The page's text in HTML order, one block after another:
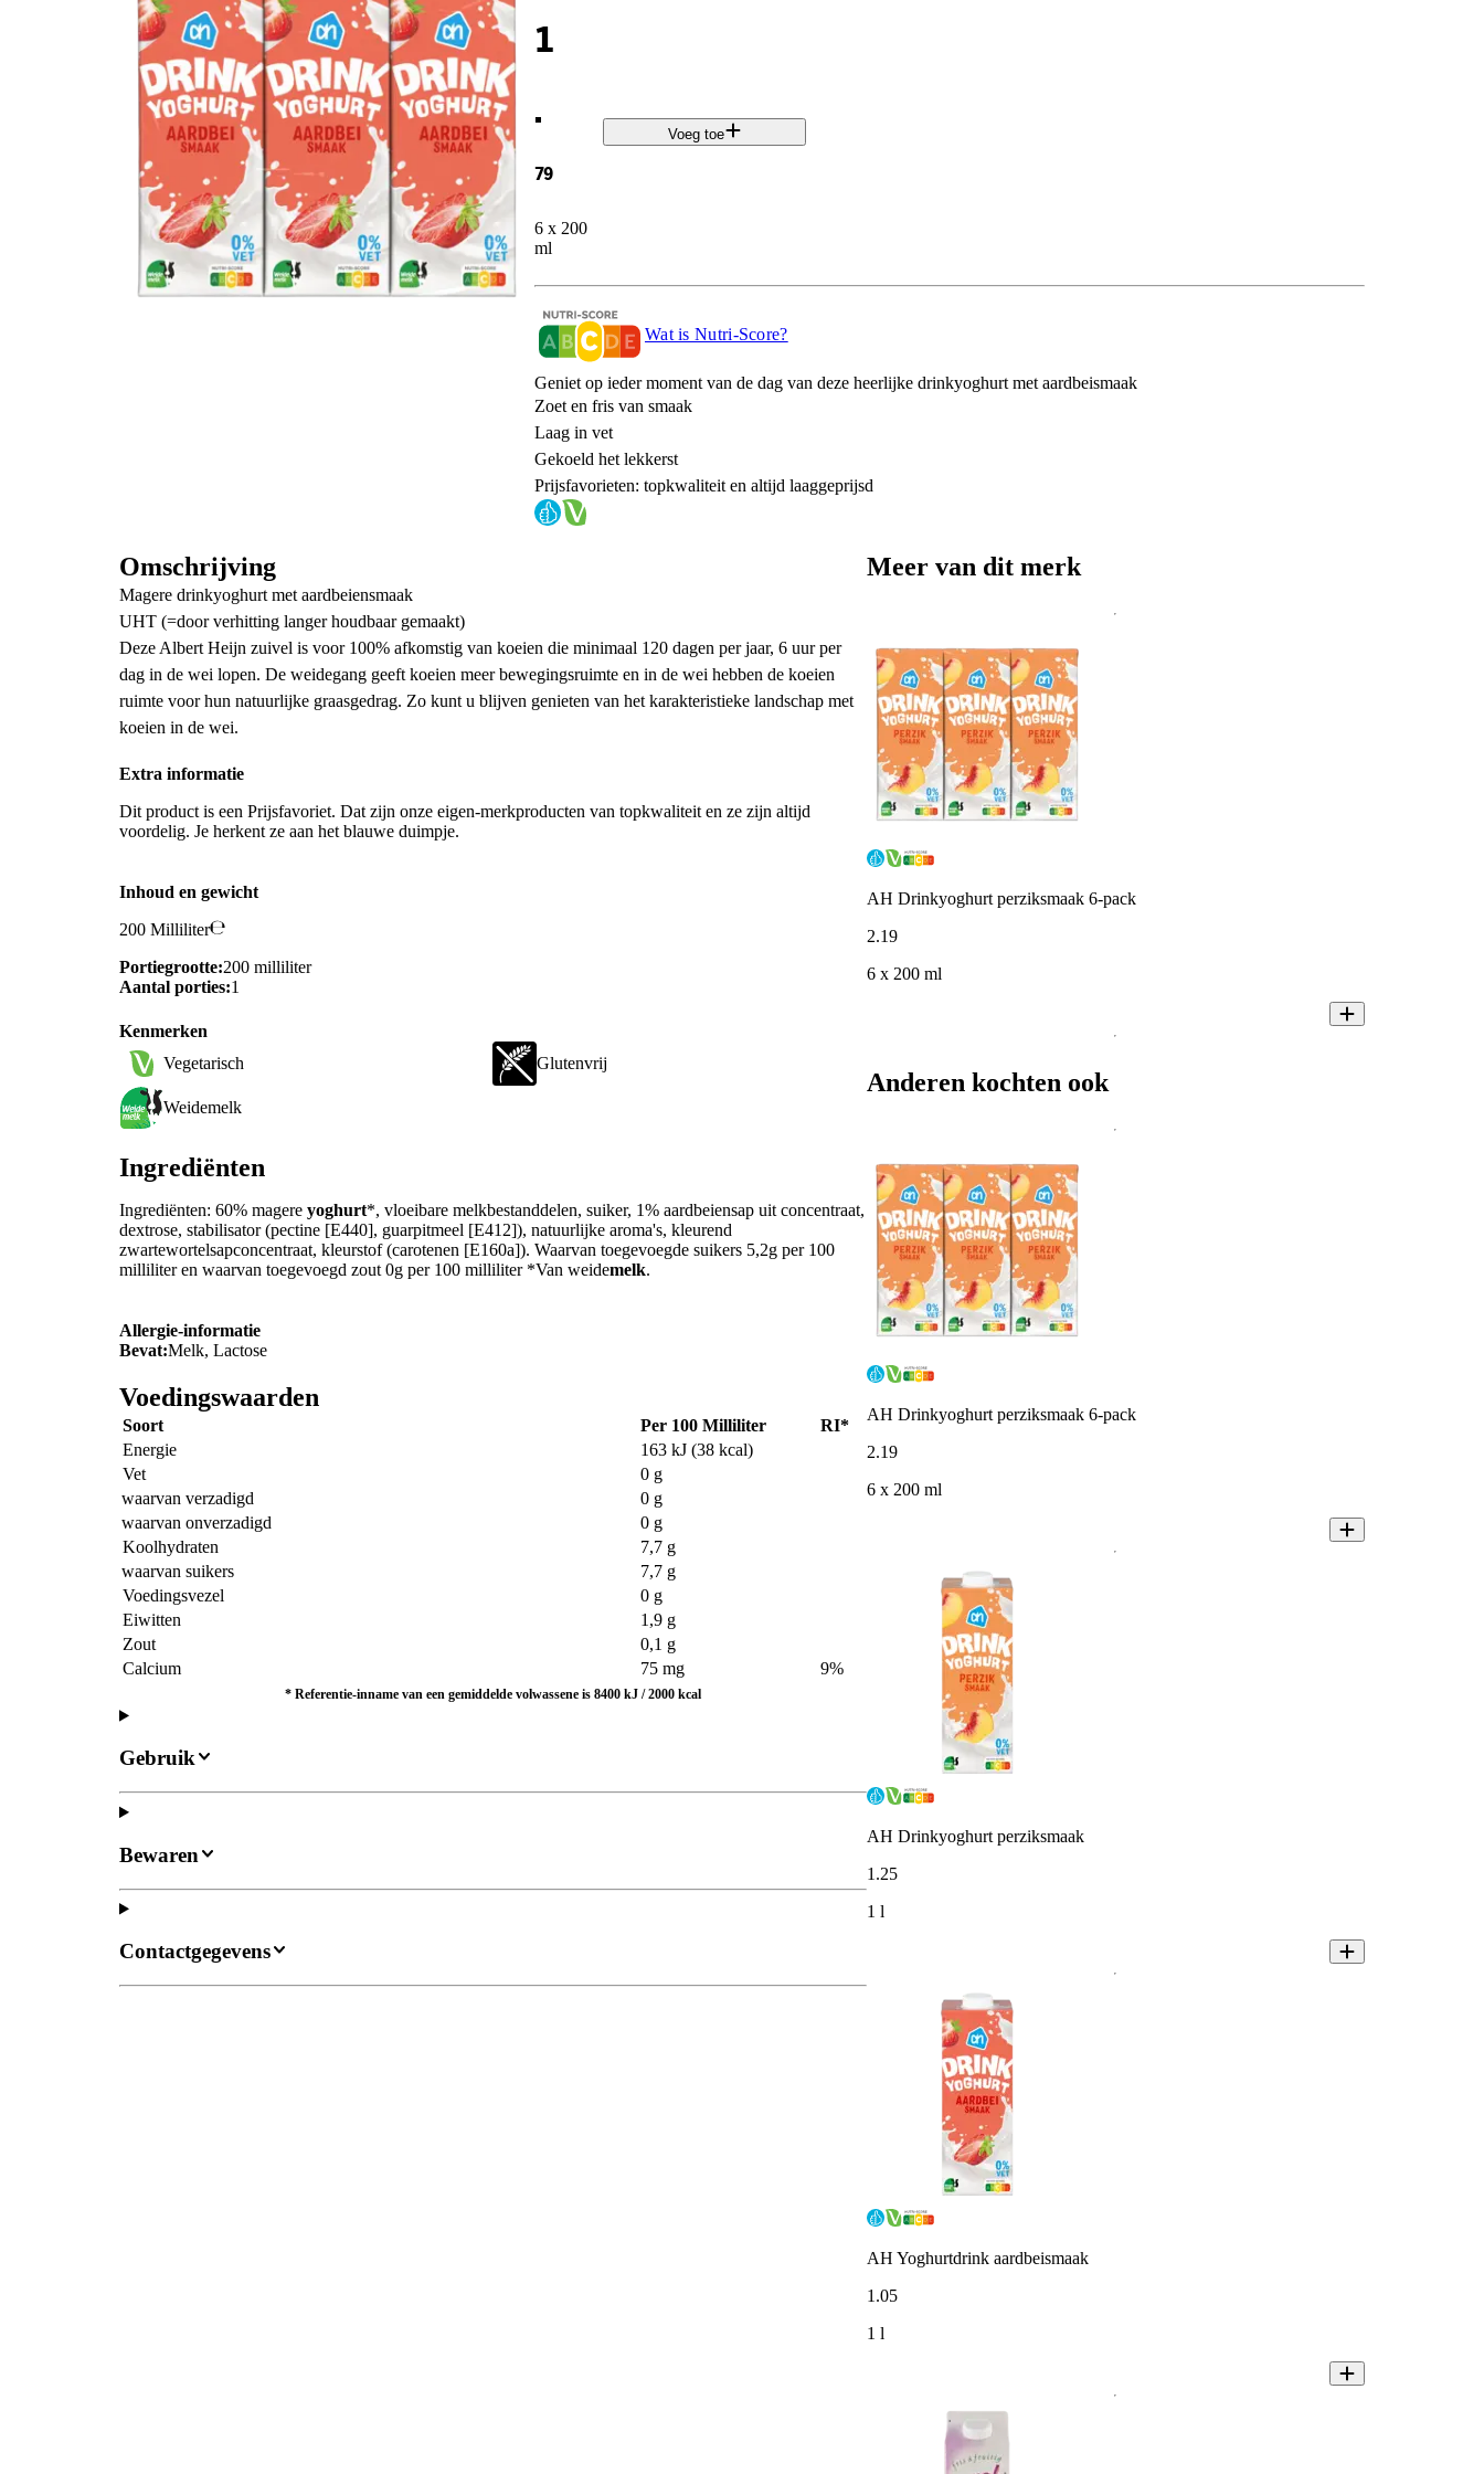
1
.
79
6 x 200
ml
Voeg toe
Wat is Nutri-Score?
Geniet op ieder moment van de dag van deze heerlijke drinkyoghurt met aardbeismaak
Zoet en fris van smaak
Laag in vet
Gekoeld het lekkerst
Prijsfavorieten: topkwaliteit en altijd laaggeprijsd
Omschrijving
Magere drinkyoghurt met aardbeiensmaak
UHT (=door verhitting langer houdbaar gemaakt)
Deze Albert Heijn zuivel is voor 100% afkomstig van koeien die minimaal 120 dagen per jaar, 6 uur per
dag in de wei lopen. De weidegang geeft koeien meer bewegingsruimte en in de wei hebben de koeien
ruimte voor hun natuurlijke graasgedrag. Zo kunt u blijven genieten van het karakteristieke landschap met
koeien in de wei.
Extra informatie
Dit product is een Prijsfavoriet. Dat zijn onze eigen-merkproducten van topkwaliteit en ze zijn altijd
voordelig. Je herkent ze aan het blauwe duimpje.
Inhoud en gewicht
200 Milliliter
Portiegrootte:200 milliliter
Aantal porties:1
Kenmerken
Vegetarisch
Glutenvrij
Weidemelk
Ingrediënten
Ingrediënten: 60% magere yoghurt*, vloeibare melkbestanddelen, suiker, 1% aardbeiensap uit concentraat,
dextrose, stabilisator (pectine [E440], guarpitmeel [E412]), natuurlijke aroma's, kleurend
zwartewortelsapconcentraat, kleurstof (carotenen [E160a]). Waarvan toegevoegde suikers 5,2g per 100
milliliter en waarvan toegevoegd zout 0g per 100 milliliter *Van weidemelk.
Allergie-informatie
Bevat:Melk, Lactose
Voedingswaarden
Soort Per 100 Milliliter
RI*
Energie
163 kJ (38 kcal)
Vet
0 g
waarvan verzadigd
0 g
waarvan onverzadigd
0 g
Koolhydraten
7,7 g
waarvan suikers
7,7 g
Voedingsvezel
0 g
Eiwitten
1,9 g
Zout
0,1 g
Calcium
75 mg 9%
* Referentie-inname van een gemiddelde volwassene is 8400 kJ / 2000 kcal
Gebruik
Bewaren
Contactgegevens
Meer van dit merk
AH Drinkyoghurt perziksmaak 6-pack
2.19
6 x 200 ml
Anderen kochten ook
AH Drinkyoghurt perziksmaak 6-pack
2.19
6 x 200 ml
AH Drinkyoghurt perziksmaak
1 .25
1 l
AH Yoghurtdrink aardbeismaak
1 .05
1 l